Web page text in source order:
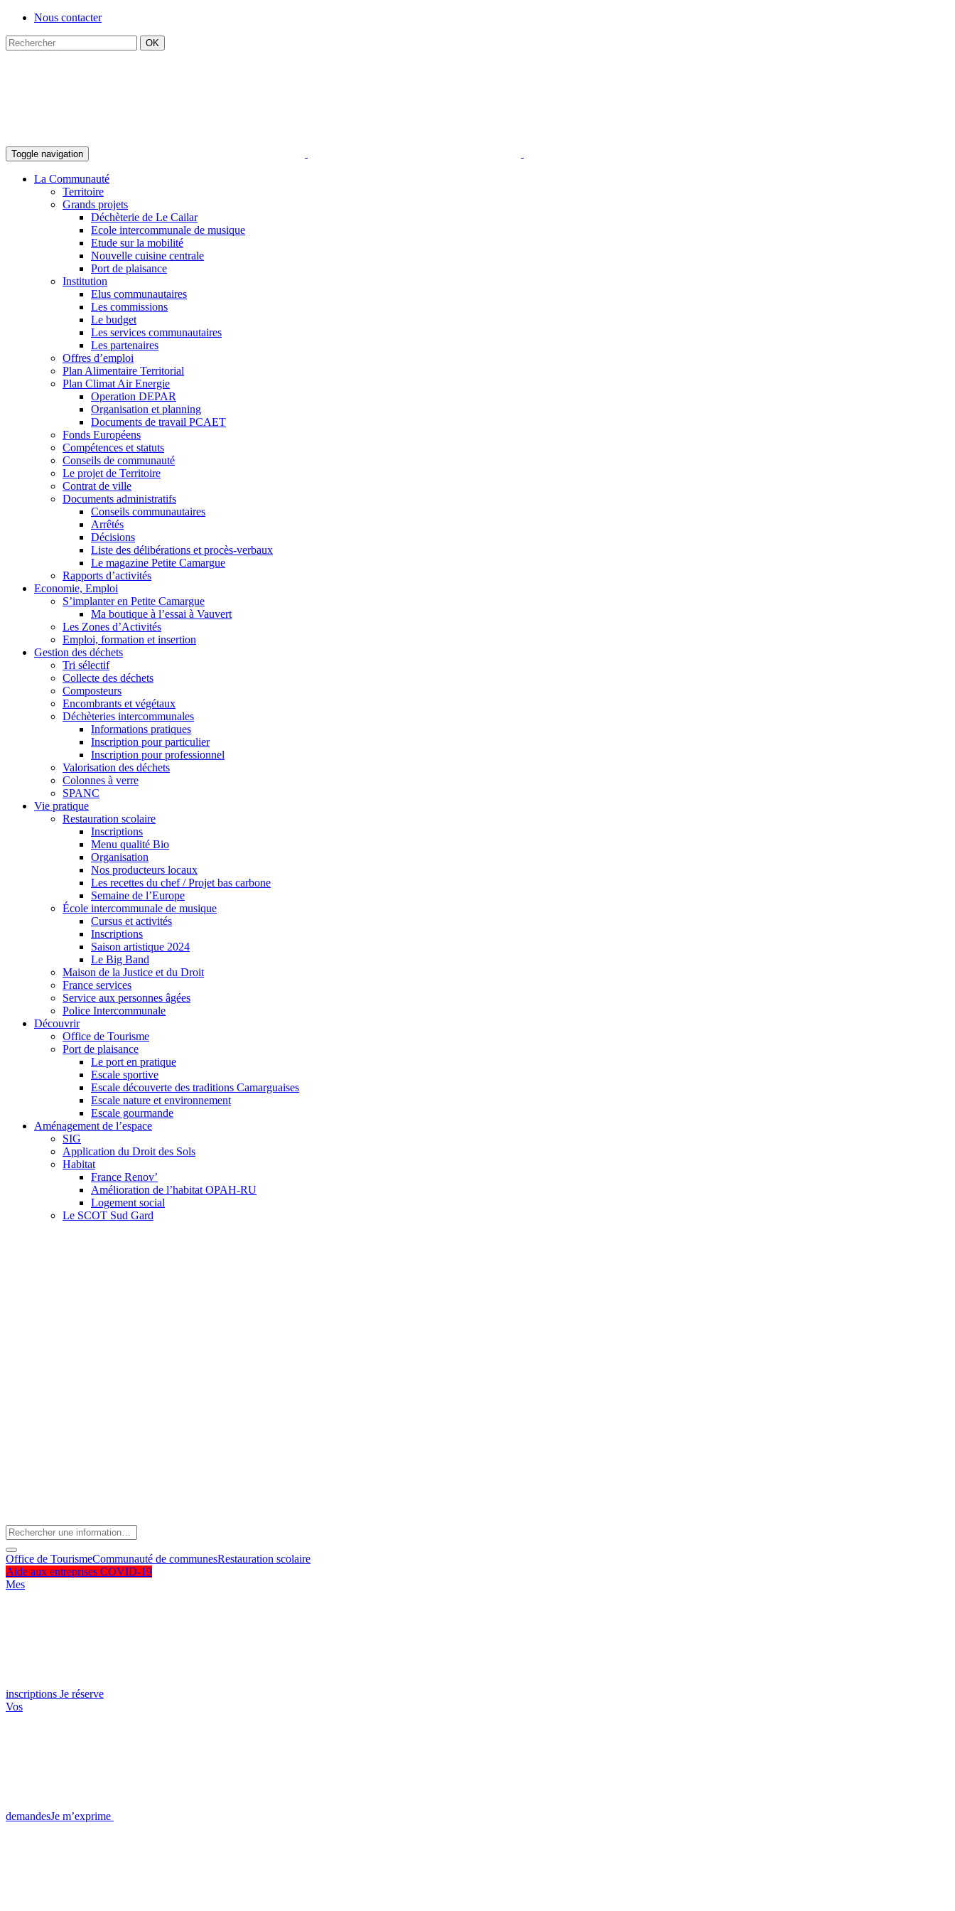
Nous contacter
Toggle navigation
La Communauté
Territoire
Grands projets
Déchèterie de Le Cailar
Ecole intercommunale de musique
Etude sur la mobilité
Nouvelle cuisine centrale
Port de plaisance
Institution
Elus communautaires
Les commissions
Le budget
Les services communautaires
Les partenaires
Offres d’emploi
Plan Alimentaire Territorial
Plan Climat Air Energie
Operation DEPAR
Organisation et planning
Documents de travail PCAET
Fonds Européens
Compétences et statuts
Conseils de communauté
Le projet de Territoire
Contrat de ville
Documents administratifs
Conseils communautaires
Arrêtés
Décisions
Liste des délibérations et procès-verbaux
Le magazine Petite Camargue
Rapports d’activités
Economie, Emploi
S’implanter en Petite Camargue
Ma boutique à l’essai à Vauvert
Les Zones d’Activités
Emploi, formation et insertion
Gestion des déchets
Tri sélectif
Collecte des déchets
Composteurs
Encombrants et végétaux
Déchèteries intercommunales
Informations pratiques
Inscription pour particulier
Inscription pour professionnel
Valorisation des déchets
Colonnes à verre
SPANC
Vie pratique
Restauration scolaire
Inscriptions
Menu qualité Bio
Organisation
Nos producteurs locaux
Les recettes du chef / Projet bas carbone
Semaine de l’Europe
École intercommunale de musique
Cursus et activités
Inscriptions
Saison artistique 2024
Le Big Band
Maison de la Justice et du Droit
France services
Service aux personnes âgées
Police Intercommunale
Découvrir
Office de Tourisme
Port de plaisance
Le port en pratique
Escale sportive
Escale découverte des traditions Camarguaises
Escale nature et environnement
Escale gourmande
Aménagement de l’espace
SIG
Application du Droit des Sols
Habitat
France Renov’
Amélioration de l’habitat OPAH-RU
Logement social
Le SCOT Sud Gard
Office de TourismeCommunauté de communesRestauration scolaire
Aide aux entreprises COVID-19
Mes
inscriptions Je réserve
Vos
demandesJe m’exprime